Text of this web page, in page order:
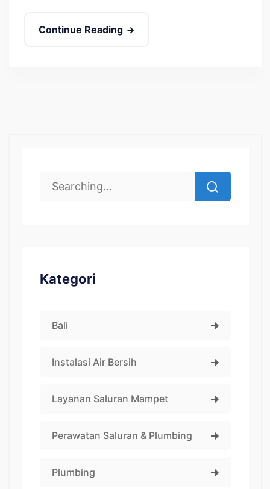
Continue Reading
Kategori
Bali
Instalasi Air Bersih
Layanan Saluran Mampet
Perawatan Saluran & Plumbing
Plumbing